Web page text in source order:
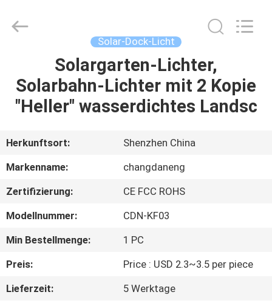
PRODUKTE
ÜBER
UNS
FABRIK-
TOUR
QUALITÄTSKONTROLLE
Ltd..
Solar-Dock-Licht
Solargarten-Lichter,
Solarbahn-Lichter mit 2 Kopie
"Heller" wasserdichtes Landsc
Herkunftsort:
Shenzhen China
Markenname:
changdaneng
Zertifizierung:
CE FCC ROHS
Modellnummer:
CDN-KF03
Min Bestellmenge:
1 PC
Preis:
Price : USD 2.3~3.5 per piece
Lieferzeit:
5 Werktage